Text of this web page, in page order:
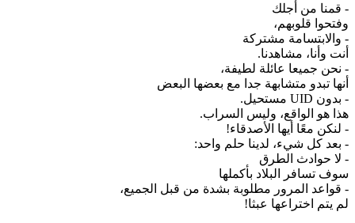
- قمنا من أجلك
وفتحوا قلوبهم،
- والابتسامة مشتركة
أنت وأنا، مشاهدنا.
- نحن جميعا عائلة لطيفة،
أنها تبدو متشابهة جدا مع بعضها البعض
- بدون UID مستحيل.
هذا هو الواقع، وليس السراب.
- لنكن معًا أيها الأصدقاء!
- بعد كل شيء، لدينا حلم واحد:
- لا حوادث الطرق
سوف تسافر البلاد بأكملها
- قواعد المرور مطلوبة بشدة من قبل الجميع،
لم يتم اختراعها عبثا!